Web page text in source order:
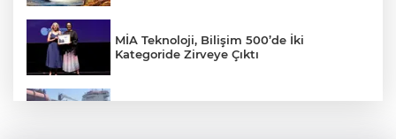
MİA Teknoloji, Bilişim 500’de İki
Kategoride Zirveye Çıktı